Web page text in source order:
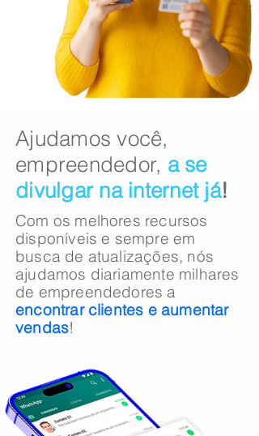
​​Ajudamos você,
empreendedor, a se
divulgar na internet já!
Com os melhores recursos
disponíveis e sempre em
busca de atualizações, nós
ajudamos diariamente milhares
de empreendedores a
encontrar clientes e aumentar
vendas!